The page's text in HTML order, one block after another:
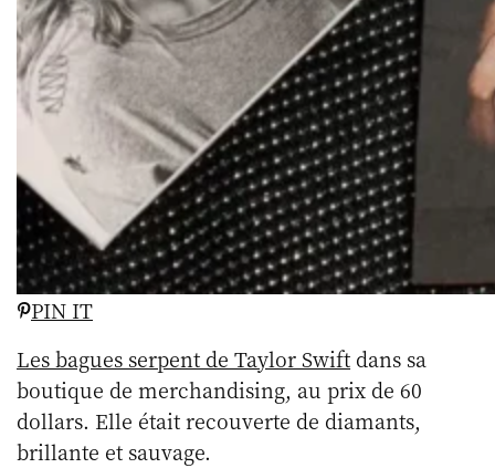
PIN IT
Les bagues serpent de Taylor Swift dans sa
boutique de merchandising, au prix de 60
dollars. Elle était recouverte de diamants,
brillante et sauvage.